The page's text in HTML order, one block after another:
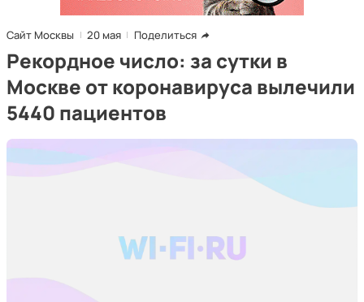
Сайт Москвы 20 мая Поделиться
Рекордное число: за сутки в
Москве от коронавируса вылечили
5440 пациентов